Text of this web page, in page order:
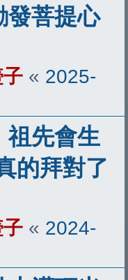
發菩提心
« 2025-
祖先會生
的拜對了
« 2024-